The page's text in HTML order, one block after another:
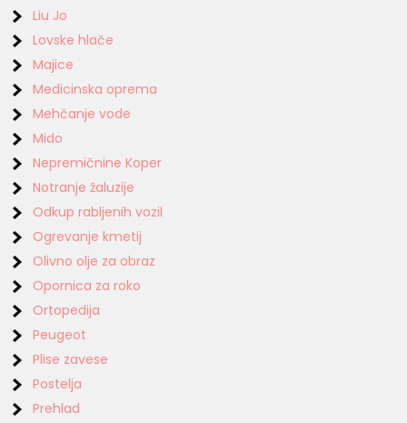
Liu Jo
Lovske hlače
Majice
Medicinska oprema
Mehčanje vode
Mido
Nepremičnine Koper
Notranje žaluzije
Odkup rabljenih vozil
Ogrevanje kmetij
Olivno olje za obraz
Opornica za roko
Ortopedija
Peugeot
Plise zavese
Postelja
Prehlad